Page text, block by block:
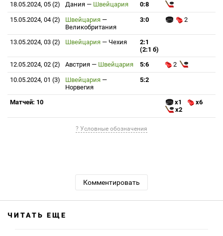
18.05.2024, 05 (2)
Дания — Швейцария 0:8
15.05.2024, 04 (2) Швейцария —
Великобритания
3:0 2
13.05.2024, 03 (2) Швейцария — Чехия
2:1
(2:1 б)
12.05.2024, 02 (2)
Австрия — Швейцария 5:6 2
10.05.2024, 01 (3) Швейцария —
Норвегия
5:2
Матчей: 10 x1
x6
x2
? Условные обозначения
Комментировать
ЧИТАТЬ ЕЩЕ